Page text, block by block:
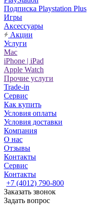
Подписка Playstation Plus
Игры
Аксессуары
Акции
Услуги
Mac
iPhone | iPad
Apple Watch
Прочие услуги
Trade-in
Сервис
Как купить
Условия оплаты
Условия доставки
Компания
О нас
Отзывы
Контакты
Сервис
Контакты
+7 (4012) 790-800
Заказать звонок
Задать вопрос